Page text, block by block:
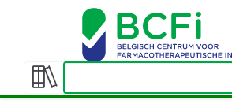
Weergeven/verbergen